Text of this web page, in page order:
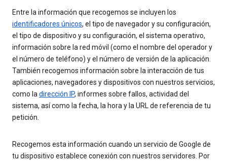
Entre la información que recogemos se incluyen los
identificadores únicos, el tipo de navegador y su configuración,
el tipo de dispositivo y su configuración, el sistema operativo,
información sobre la red móvil (como el nombre del operador y
el número de teléfono) y el número de versión de la aplicación.
También recogemos información sobre la interacción de tus
aplicaciones, navegadores y dispositivos con nuestros servicios,
como ladirección IP, informes sobre fallos, actividad del
sistema, así como la fecha, la hora y la URL de referencia de tu
petición.
Recogemos esta información cuando un servicio de Google de
tu dispositivo establece conexión con nuestros servidores. Por